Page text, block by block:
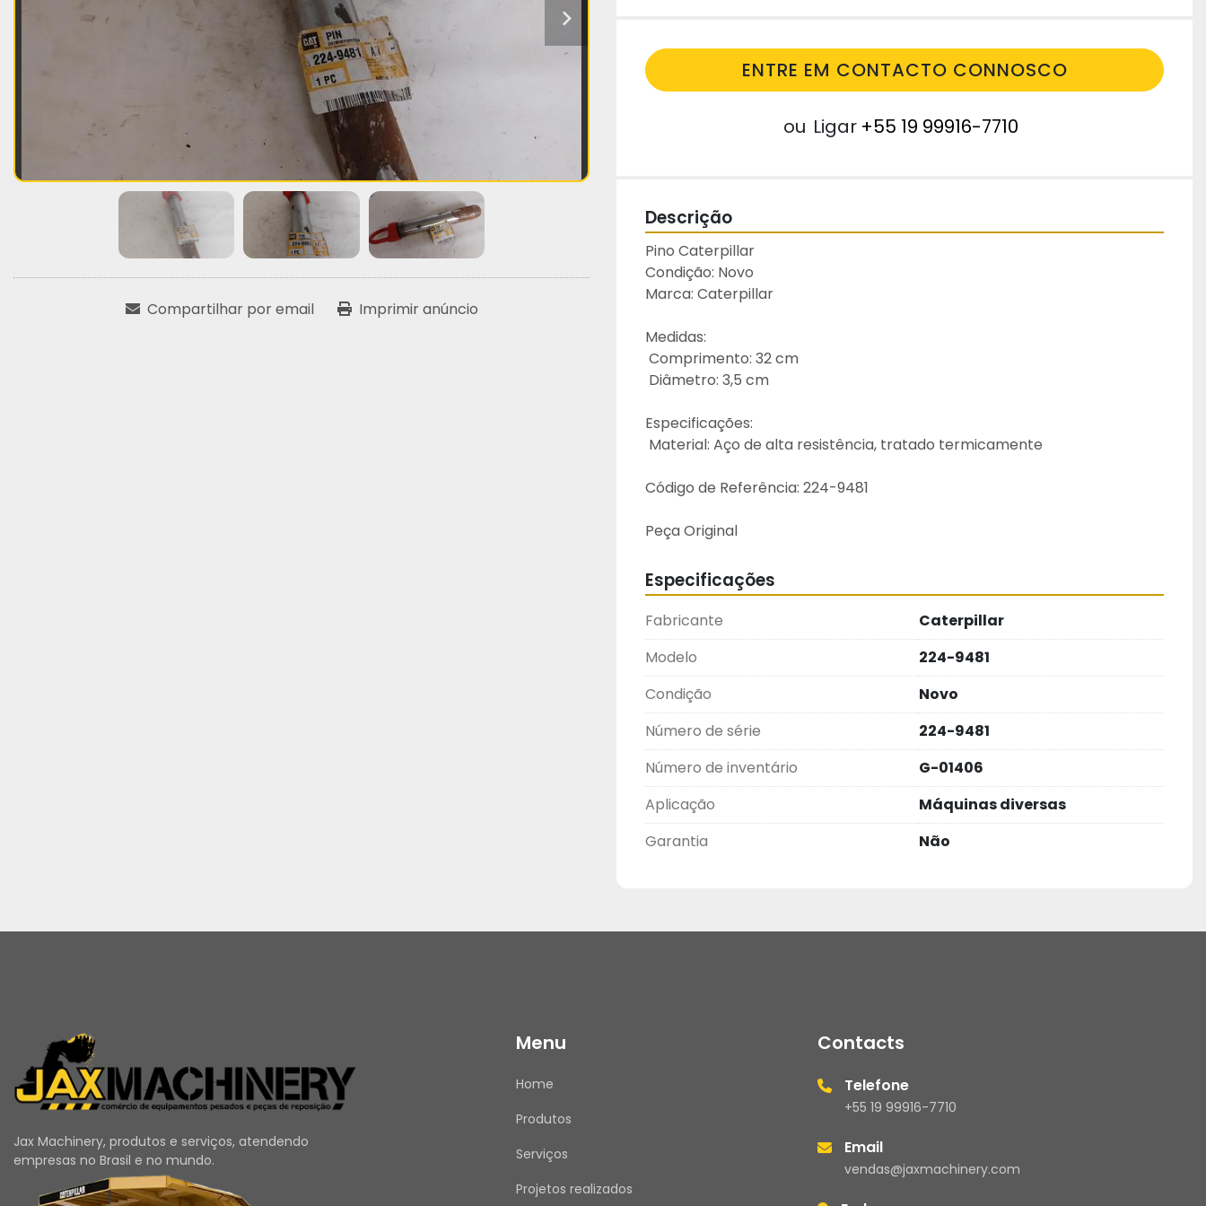
Compartilhar por email Imprimir anúncio
ENTRE EM CONTACTO CONNOSCO
ou Ligar +55 19 99916-7710
Descrição
Pino Caterpillar
Condição: Novo
Marca: Caterpillar
Medidas:
Comprimento: 32 cm
Diâmetro: 3,5 cm
Especificações:
Material: Aço de alta resistência, tratado termicamente
Código de Referência: 224-9481
Peça Original
Especificações
Fabricante
Caterpillar
Modelo
224-9481
Condição
Novo
Número de série
224-9481
Número de inventário
G-01406
Aplicação
Máquinas diversas
Garantia
Não
Jax Machinery, produtos e serviços, atendendo
empresas no Brasil e no mundo.
Menu
Home
Produtos
Serviços
Projetos realizados
Contacts
Telefone
+55 19 99916-7710
Email
vendas@jaxmachinery.com